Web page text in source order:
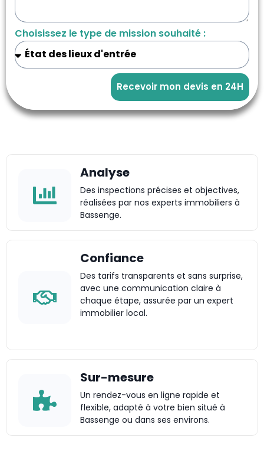
Choisissez le type de mission souhaité :
Recevoir mon devis en 24H
Analyse
Des inspections précises et objectives,
réalisées par nos experts immobiliers à
Bassenge.
Confiance
Des tarifs transparents et sans surprise,
avec une communication claire à
chaque étape, assurée par un expert
immobilier local.
Sur-mesure
Un rendez-vous en ligne rapide et
flexible, adapté à votre bien situé à
Bassenge ou dans ses environs.